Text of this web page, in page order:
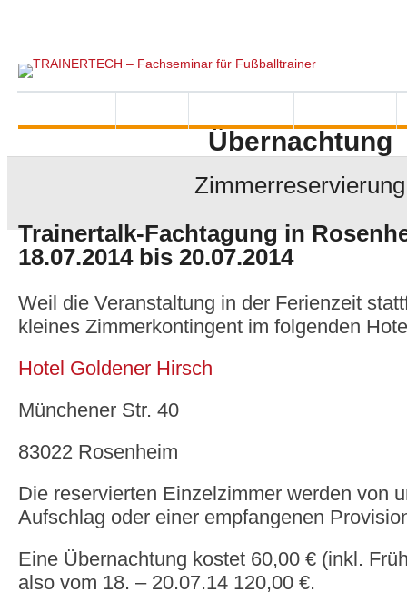
Übernachtung
Zimmerreservierung
Trainertalk-Fachtagung in
18.07.2014 bis 20.07.2014
Weil die Veranstaltung in der Ferienzeit
kleines Zimmerkontingent im folgenden
Hotel Goldener Hirsch
Münchener Str. 40
83022 Rosenheim
Die reservierten Einzelzimmer werden von
Aufschlag oder einer empfangenen
Eine Übernachtung kostet 60,00 € (inkl.
also vom 18. – 20.07.14 120,00 €.